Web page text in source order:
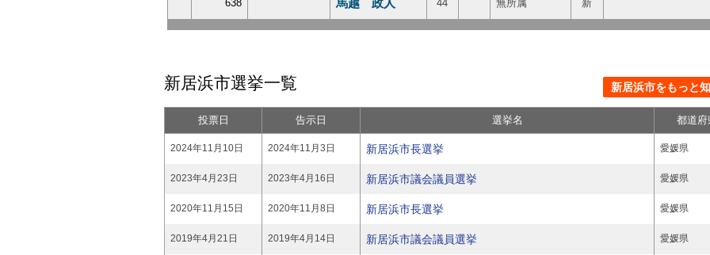
638 馬越 政人 44 無所属 新
新居浜市選挙一覧 新居浜市をもっと知
投票日 告示日 選挙名 都道府
2024年11月10日 2024年11月3日 新居浜市長選挙 愛媛県
2023年4月23日 2023年4月16日 新居浜市議会議員選挙 愛媛県
2020年11月15日 2020年11月8日 新居浜市長選挙 愛媛県
2019年4月21日 2019年4月14日 新居浜市議会議員選挙 愛媛県